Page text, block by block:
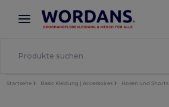
× Wordans App
Bessere Preise in der App!
Startseite Basic Kleidung | Accessoires Hosen und Shorts